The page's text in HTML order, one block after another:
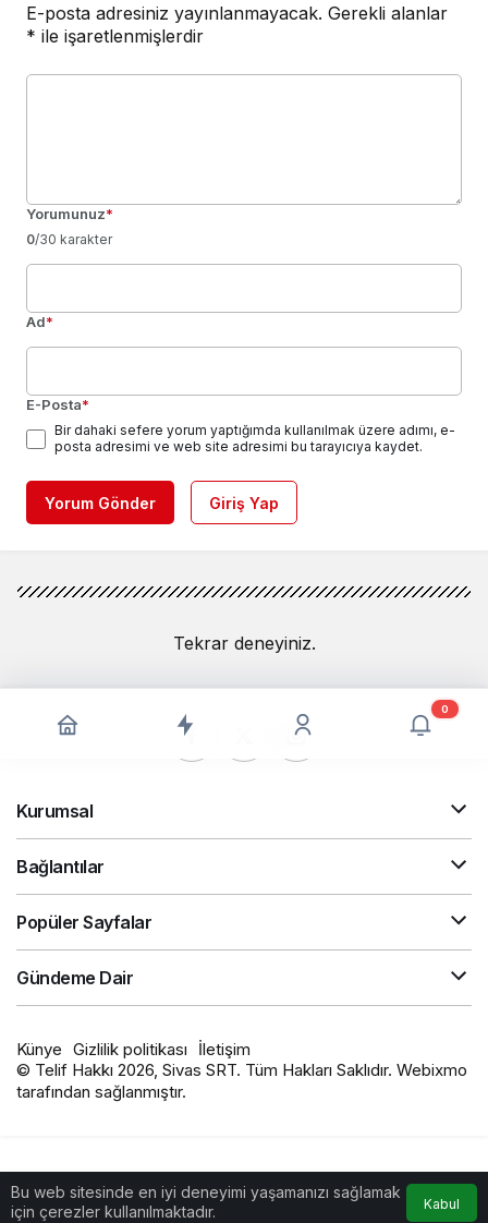
E-posta adresiniz yayınlanmayacak. Gerekli alanlar
* ile işaretlenmişlerdir
Yorumunuz*
0/30 karakter
Ad*
E-Posta*
Bir dahaki sefere yorum yaptığımda kullanılmak üzere adımı, e-
posta adresimi ve web site adresimi bu tarayıcıya kaydet.
Yorum Gönder Giriş Yap
Tekrar deneyiniz.
Bu web sitesinde en iyi deneyimi yaşamanızı sağlamak
için çerezler kullanılmaktadır.
Kabul
0
Kurumsal
Bağlantılar
Popüler Sayfalar
Gündeme Dair
Künye Gizlilik politikası
İletişim
© Telif Hakkı 2026, Sivas SRT. Tüm Hakları Saklıdır. Webixmo
tarafından sağlanmıştır.